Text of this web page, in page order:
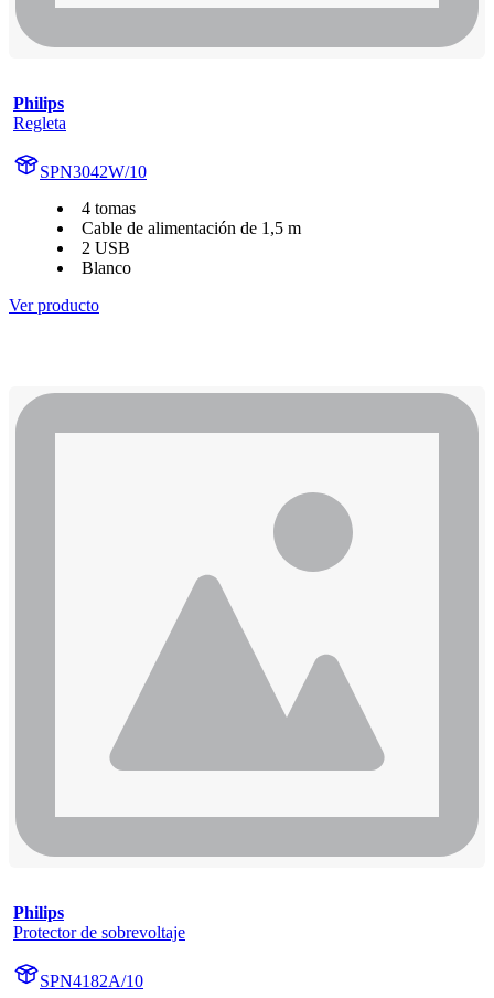
Philips
Regleta
SPN3042W/10
4 tomas
Cable de alimentación de 1,5 m
2 USB
Blanco
Ver producto
Philips
Protector de sobrevoltaje
SPN4182A/10